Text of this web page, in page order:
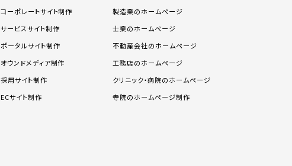
コーポレートサイト制作
サービスサイト制作
ポータルサイト制作
オウンドメディア制作
採用サイト制作
ECサイト制作
製造業のホームページ
士業のホームページ
不動産会社のホームページ
工務店のホームページ
クリニック・病院のホームページ
寺院のホームページ制作